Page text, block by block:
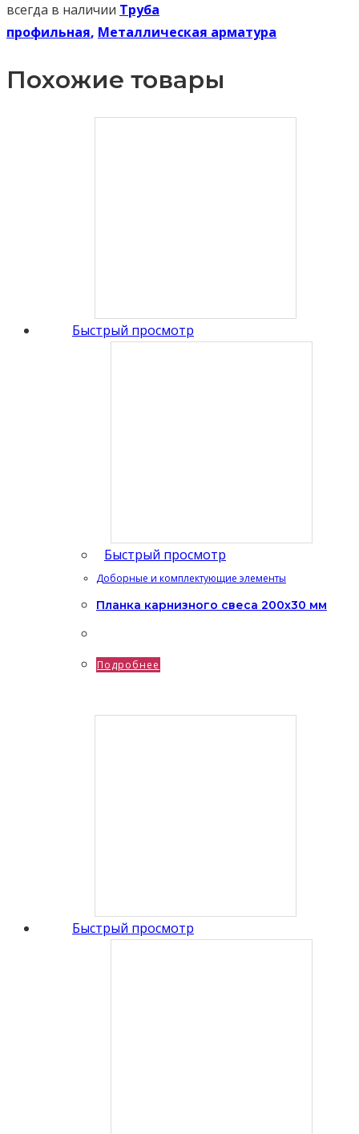
всегда в наличии Труба
профильная, Металлическая арматура
Похожие товары
Быстрый просмотр
Быстрый просмотр
Доборные и комплектующие элементы
Планка карнизного свеса 200х30 мм
Подробнее
Быстрый просмотр